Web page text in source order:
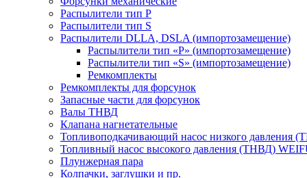
Распылители тип P
Распылители тип S
Распылители DLLA, DSLA (импортозамещение)
Распылители тип «Р» (импортозамещение)
Распылители тип «S» (импортозамещение)
Ремкомплекты
Ремкомплекты для форсунок
Запасные части для форсунок
Валы ТНВД
Клапана нагнетательные
Топливоподкачивающий насос низкого давления
Топливный насос высокого давления (ТНВД)
Плунжерная пара
Колпачки, заглушки и пр.